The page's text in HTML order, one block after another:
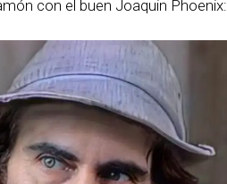
con el buen Joaquin Phoenix: